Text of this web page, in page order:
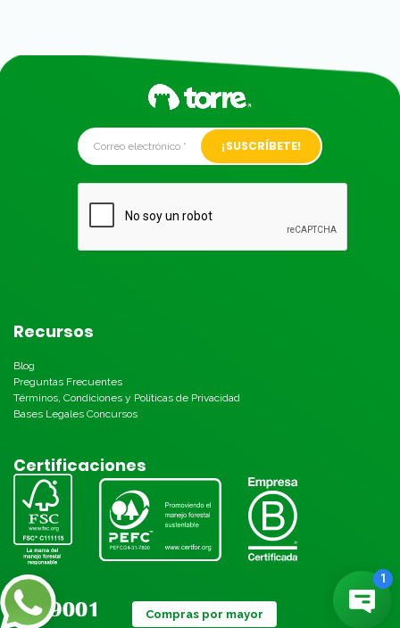
Alternative:
Recursos
Blog
Preguntas Frecuentes
Términos, Condiciones y Políticas de Privacidad
Bases Legales Concursos
Certificaciones
Compras por mayor